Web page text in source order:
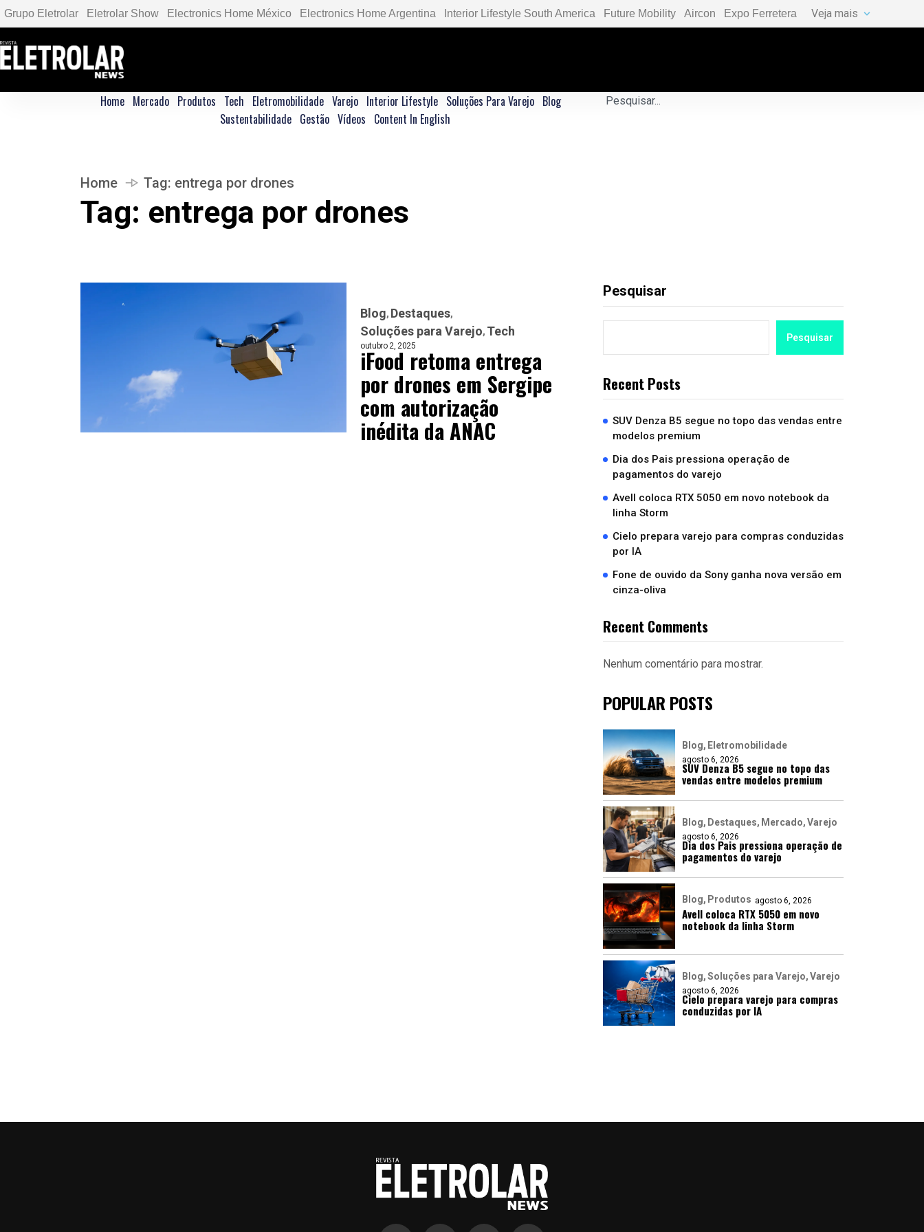
Grupo Eletrolar Eletrolar Show Electronics Home México Electronics Home Argentina Interior Lifestyle South America Future Mobility Aircon Expo Ferretera Veja mais
Home Mercado Produtos Tech Eletromobilidade Varejo Interior Lifestyle Soluções Para Varejo Blog
Sustentabilidade Gestão Vídeos Content In English
Home Tag: entrega por drones
Tag: entrega por drones
Blog Destaques
Soluções para Varejo Tech
outubro 2, 2025
iFood retoma entrega
por drones em Sergipe
com autorização
inédita da ANAC
Pesquisar
Pesquisar
Recent Posts
SUV Denza B5 segue no topo das vendas entre
modelos premium
Dia dos Pais pressiona operação de
pagamentos do varejo
Avell coloca RTX 5050 em novo notebook da
linha Storm
Cielo prepara varejo para compras conduzidas
por IA
Fone de ouvido da Sony ganha nova versão em
cinza-oliva
Recent Comments
Nenhum comentário para mostrar.
POPULAR POSTS
Blog Eletromobilidade
agosto 6, 2026
SUV Denza B5 segue no topo das
vendas entre modelos premium
Blog Destaques Mercado Varejo
agosto 6, 2026
Dia dos Pais pressiona operação de
pagamentos do varejo
Blog Produtos agosto 6, 2026
Avell coloca RTX 5050 em novo
notebook da linha Storm
Blog Soluções para Varejo Varejo
agosto 6, 2026
Cielo prepara varejo para compras
conduzidas por IA